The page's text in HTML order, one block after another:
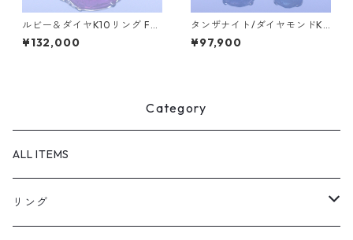
ルビー＆ダイヤK10リング FU
YO(フヨウ) [F007]
¥132,000
タンザナイト/ダイヤモンドK1
0ピアス TEPI（ﾃﾋﾟ）【T00
4】
¥97,900
Category
ALL ITEMS
リング